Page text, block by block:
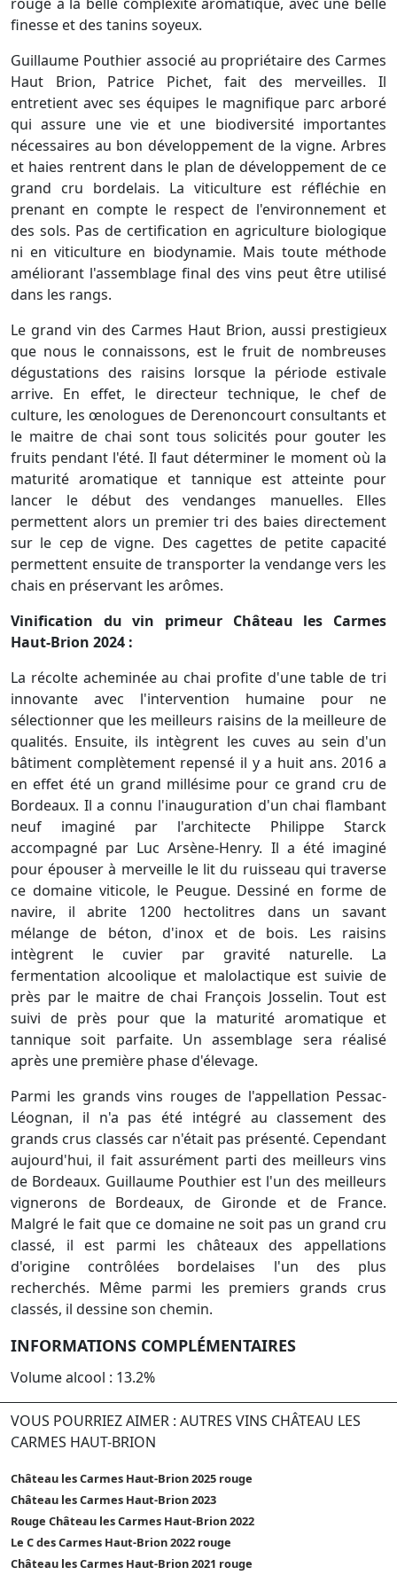
finesse et des tanins soyeux.
Guillaume Pouthier associé au propriétaire des Carmes
Haut Brion, Patrice Pichet, fait des merveilles. Il
entretient avec ses équipes le magnifique parc arboré
qui assure une vie et une biodiversité importantes
nécessaires au bon développement de la vigne. Arbres
et haies rentrent dans le plan de développement de ce
grand cru bordelais. La viticulture est réfléchie en
prenant en compte le respect de l'environnement et
des sols. Pas de certification en agriculture biologique
ni en viticulture en biodynamie. Mais toute méthode
améliorant l'assemblage final des vins peut être utilisé
dans les rangs.
Le grand vin des Carmes Haut Brion, aussi prestigieux
que nous le connaissons, est le fruit de nombreuses
dégustations des raisins lorsque la période estivale
arrive. En effet, le directeur technique, le chef de
culture, les œnologues de Derenoncourt consultants et
le maitre de chai sont tous solicités pour gouter les
fruits pendant l'été. Il faut déterminer le moment où la
maturité aromatique et tannique est atteinte pour
lancer le début des vendanges manuelles. Elles
permettent alors un premier tri des baies directement
sur le cep de vigne. Des cagettes de petite capacité
permettent ensuite de transporter la vendange vers les
chais en préservant les arômes.
Vinification du vin primeur Château les Carmes
Haut-Brion 2024 :
La récolte acheminée au chai profite d'une table de tri
innovante avec l'intervention humaine pour ne
sélectionner que les meilleurs raisins de la meilleure de
qualités. Ensuite, ils intègrent les cuves au sein d'un
bâtiment complètement repensé il y a huit ans. 2016 a
en effet été un grand millésime pour ce grand cru de
Bordeaux. Il a connu l'inauguration d'un chai flambant
neuf imaginé par l'architecte Philippe Starck
accompagné par Luc Arsène-Henry. Il a été imaginé
pour épouser à merveille le lit du ruisseau qui traverse
ce domaine viticole, le Peugue. Dessiné en forme de
navire, il abrite 1200 hectolitres dans un savant
mélange de béton, d'inox et de bois. Les raisins
intègrent le cuvier par gravité naturelle. La
fermentation alcoolique et malolactique est suivie de
près par le maitre de chai François Josselin. Tout est
suivi de près pour que la maturité aromatique et
tannique soit parfaite. Un assemblage sera réalisé
après une première phase d'élevage.
Parmi les grands vins rouges de l'appellation Pessac-
Léognan, il n'a pas été intégré au classement des
grands crus classés car n'était pas présenté. Cependant
aujourd'hui, il fait assurément parti des meilleurs vins
de Bordeaux. Guillaume Pouthier est l'un des meilleurs
vignerons de Bordeaux, de Gironde et de France.
Malgré le fait que ce domaine ne soit pas un grand cru
classé, il est parmi les châteaux des appellations
d'origine contrôlées bordelaises l'un des plus
recherchés. Même parmi les premiers grands crus
classés, il dessine son chemin.
INFORMATIONS COMPLÉMENTAIRES
Volume alcool : 13.2%
VOUS POURRIEZ AIMER : AUTRES VINS CHÂTEAU LES
CARMES HAUT-BRION
Château les Carmes Haut-Brion 2025 rouge
Château les Carmes Haut-Brion 2023
Rouge Château les Carmes Haut-Brion 2022
Le C des Carmes Haut-Brion 2022 rouge
Château les Carmes Haut-Brion 2021 rouge